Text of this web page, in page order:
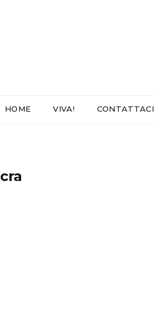
HOME VIVA! CONTATTACI